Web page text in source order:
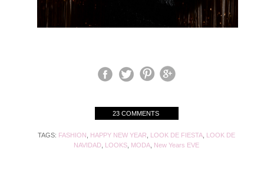
23 COMMENTS
TAGS: FASHION HAPPY NEW YEAR LOOK DE FIESTA LOOK DE
NAVIDAD LOOKS MODA New Years EVE